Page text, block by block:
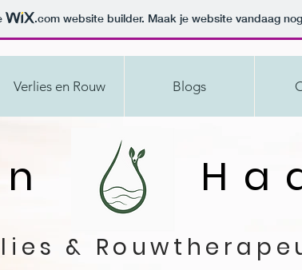
.com website builder. Maak je website vandaag
Verlies en Rouw Blogs
&